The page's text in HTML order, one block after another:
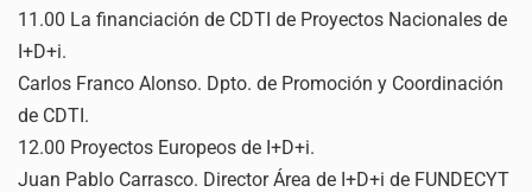
11.00 La financiación de CDTI de Proyectos Nacionales de
I+D+i.
Carlos Franco Alonso. Dpto. de Promoción y Coordinación
de CDTI.
12.00 Proyectos Europeos de I+D+i.
Juan Pablo Carrasco. Director Área de I+D+i de FUNDECYT